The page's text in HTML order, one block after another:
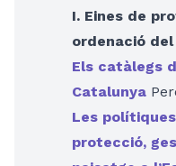
I. Eines de
ordenació
Els catàlegs
Catalunya
Les
protecció,